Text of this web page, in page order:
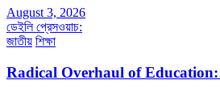
August 3, 2026
ডেইলি প্রেসওয়াচ:
জাতীয় শিক্ষা
Radical Overhaul of